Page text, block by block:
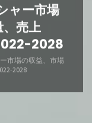
ャー市場
売上
2028
市場の収益、市場
2028